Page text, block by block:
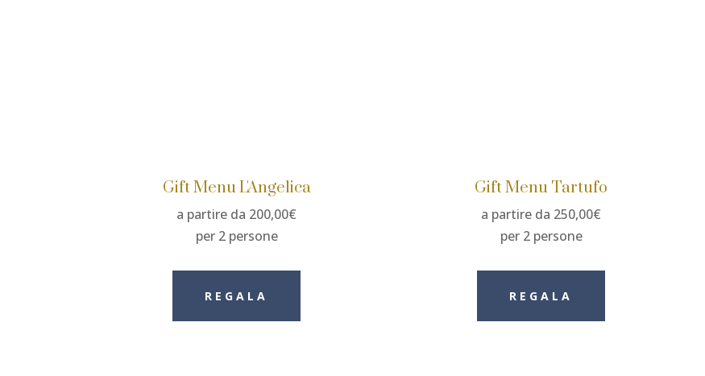
Gift Menu L'Angelica
a partire da 200,00€
per 2 persone
REGALA
Gift Menu Tartufo
a partire da 250,00€
per 2 persone
REGALA